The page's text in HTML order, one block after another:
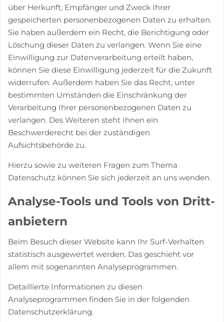
über Herkunft, Empfänger und Zweck Ihrer
gespeicherten personenbezogenen Daten zu erhalten.
Sie haben außerdem ein Recht, die Berichtigung oder
Löschung dieser Daten zu verlangen. Wenn Sie eine
Einwilligung zur Datenverarbeitung erteilt haben,
können Sie diese Einwilligung jederzeit für die Zukunft
widerrufen. Außerdem haben Sie das Recht, unter
bestimmten Umständen die Einschränkung der
Verarbeitung Ihrer personenbezogenen Daten zu
verlangen. Des Weiteren steht Ihnen ein
Beschwerderecht bei der zuständigen
Aufsichtsbehörde zu.
Hierzu sowie zu weiteren Fragen zum Thema
Datenschutz können Sie sich jederzeit an uns wenden.
Analyse-Tools und Tools von Dritt­
anbietern
Beim Besuch dieser Website kann Ihr Surf-Verhalten
statistisch ausgewertet werden. Das geschieht vor
allem mit sogenannten Analyseprogrammen.
Detaillierte Informationen zu diesen
Analyseprogrammen finden Sie in der folgenden
Datenschutzerklärung.